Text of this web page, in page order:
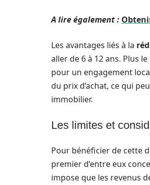
A lire également :
Les avantages liés à la
aller de 6 à 12 ans. Plus
pour un engagement
du prix d’achat, ce qui
immobilier.
Les limites et
Pour bénéficier de cette
premier d’entre eux
impose que les revenus